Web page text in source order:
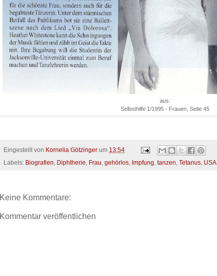
aus:
Selbsthilfe 1/1995 - Frauen, Seite 45
Eingestellt von Kornelia Götzinger um 13:54
Labels: Biografien Diphtherie Frau gehörlos Impfung tanzen Tetanus USA
Keine Kommentare:
Kommentar veröffentlichen